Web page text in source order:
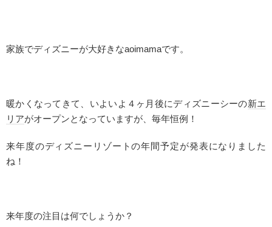
家族でディズニーが大好きなaoimamaです。
暖かくなってきて、いよいよ４ヶ月後にディズニーシーの新エ
リアがオープンとなっていますが、毎年恒例！
来年度のディズニーリゾートの年間予定が発表になりました
ね！
来年度の注目は何でしょうか？